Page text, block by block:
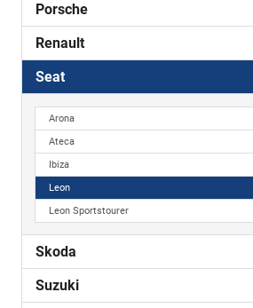
Porsche
Renault
Seat
Arona
Ateca
Ibiza
Leon
Leon Sportstourer
Skoda
Suzuki